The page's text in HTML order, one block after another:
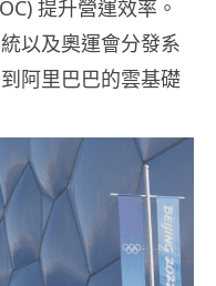
提升營運效率。
以及奧運會分發系
阿里巴巴的雲基礎